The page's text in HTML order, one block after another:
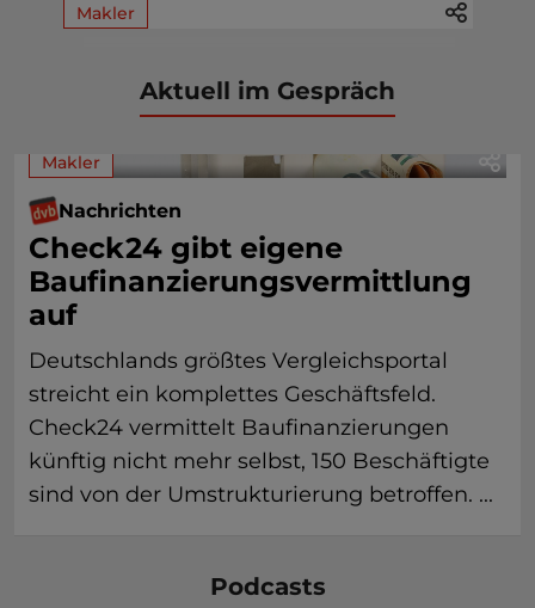
Makler
Aktuell im Gespräch
Makler
Nachrichten
Check24 gibt eigene
Baufinanzierungsvermittlung
auf
Deutschlands größtes Vergleichsportal
streicht ein komplettes Geschäftsfeld.
Check24 vermittelt Baufinanzierungen
künftig nicht mehr selbst, 150 Beschäftigte
sind von der Umstrukturierung betroffen. ...
Podcasts